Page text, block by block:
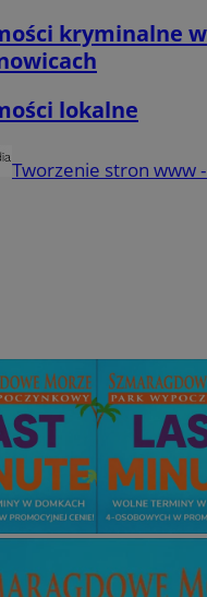
kryminalne w
lokalne
Tworzenie stron www